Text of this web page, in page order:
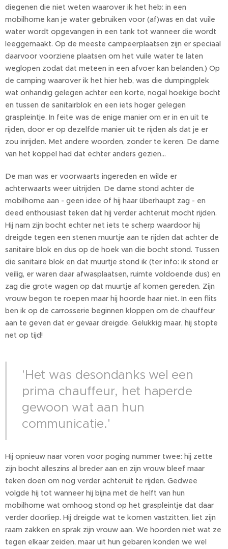
diegenen die niet weten waarover ik het heb: in een
mobilhome kan je water gebruiken voor (af)was en dat vuile
water wordt opgevangen in een tank tot wanneer die wordt
leeggemaakt. Op de meeste campeerplaatsen zijn er speciaal
daarvoor voorziene plaatsen om het vuile water te laten
weglopen zodat dat meteen in een afvoer kan belanden.) Op
de camping waarover ik het hier heb, was die dumpingplek
wat onhandig gelegen achter een korte, nogal hoekige bocht
en tussen de sanitairblok en een iets hoger gelegen
graspleintje. In feite was de enige manier om er in en uit te
rijden, door er op dezelfde manier uit te rijden als dat je er
zou inrijden. Met andere woorden, zonder te keren. De dame
van het koppel had dat echter anders gezien...
De man was er voorwaarts ingereden en wilde er
achterwaarts weer uitrijden. De dame stond achter de
mobilhome aan - geen idee of hij haar überhaupt zag - en
deed enthousiast teken dat hij verder achteruit mocht rijden.
Hij nam zijn bocht echter net iets te scherp waardoor hij
dreigde tegen een stenen muurtje aan te rijden dat achter de
sanitaire blok en dus op de hoek van die bocht stond. Tussen
die sanitaire blok en dat muurtje stond ik (ter info: ik stond er
veilig, er waren daar afwasplaatsen, ruimte voldoende dus) en
zag die grote wagen op dat muurtje af komen gereden. Zijn
vrouw begon te roepen maar hij hoorde haar niet. In een flits
ben ik op de carrosserie beginnen kloppen om de chauffeur
aan te geven dat er gevaar dreigde. Gelukkig maar, hij stopte
net op tijd!
'Het was desondanks wel een
prima chauffeur, het haperde
gewoon wat aan hun
communicatie.'
Hij opnieuw naar voren voor poging nummer twee: hij zette
zijn bocht alleszins al breder aan en zijn vrouw bleef maar
teken doen om nog verder achteruit te rijden. Gedwee
volgde hij tot wanneer hij bijna met de helft van hun
mobilhome wat omhoog stond op het graspleintje dat daar
verder doorliep. Hij dreigde wat te komen vastzitten, liet zijn
raam zakken en sprak zijn vrouw aan. We hoorden niet wat ze
tegen elkaar zeiden, maar uit hun gebaren konden we wel